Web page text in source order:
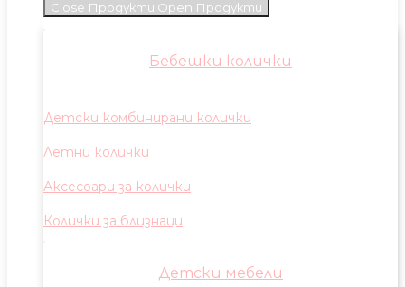
Close Продукти Open Продукти
Бебешки колички
Детски комбинирани колички
Летни колички
Аксесоари за колички
Колички за близнаци
Детски мебели